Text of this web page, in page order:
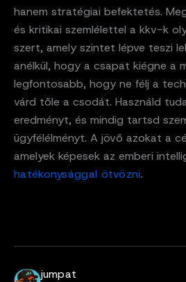
hanem stratégiai befektetés.
és kritikai szemlélettel a kkv-k
szert, amely szintet lépve teszi
anélkül, hogy a csapat kiégne a
legfontosabb, hogy ne félj a
várd tőle a csodát. Használd
eredményt, és mindig tartsd
ügyfélélményt. A jövő azokat a
amelyek képesek az emberi
hatékonysággal ötvözni.
jumpat